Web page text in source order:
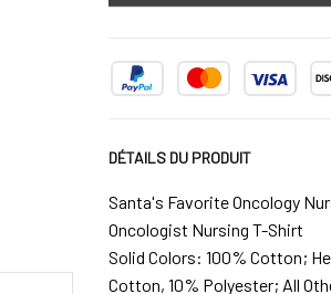
DÉTAILS DU PRODUIT
Santa's Favorite Oncology
Oncologist Nursing T-Shirt
Solid Colors: 100% Cotton;
Cotton, 10% Polyester; All